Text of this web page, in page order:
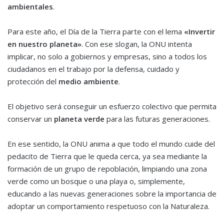
ambientales.
Para este año, el Día de la Tierra parte con el lema «Invertir
en nuestro planeta». Con ese slogan, la ONU intenta
implicar, no solo a gobiernos y empresas, sino a todos los
ciudadanos en el trabajo por la defensa, cuidado y
protección del medio ambiente.
El objetivo será conseguir un esfuerzo colectivo que permita
conservar un planeta verde para las futuras generaciones.
En ese sentido, la ONU anima a que todo el mundo cuide del
pedacito de Tierra que le queda cerca, ya sea mediante la
formación de un grupo de repoblación, limpiando una zona
verde como un bosque o una playa o, simplemente,
educando a las nuevas generaciones sobre la importancia de
adoptar un comportamiento respetuoso con la Naturaleza.